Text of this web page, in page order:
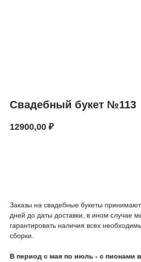
Свадебный букет №113
12900,00 ₽
Заказы на свадебные букеты
дней до даты доставки, в ином случае
гарантировать наличия всех
сборки.
В период с мая по июль - с пионами